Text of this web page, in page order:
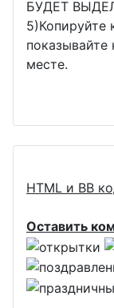
БУДЕТ
5)Копируйте
месте.
HTML и BB
Оставить